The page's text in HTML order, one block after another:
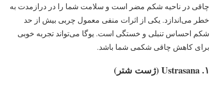
چاقی در ناحیه شکم مضر است و سلامت شما را در درازمدت به
خطر می‌اندازد. یکی از اثرات منفی معمول چربی بیش از حد
شکم احساس تنبلی و خستگی است. یوگا می‌تواند تجربه خوبی
برای کاهش چاقی شکمی شما باشد.